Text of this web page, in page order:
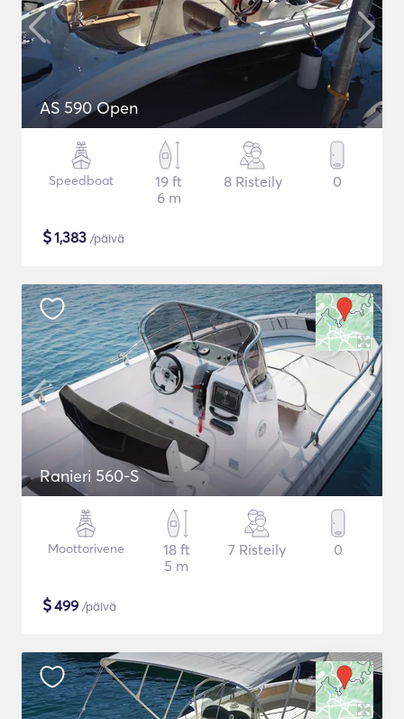
AS 590 Open
Speedboat
19 ft
6 m
8 Risteily 0
$1,383 /päivä
Ranieri 560-S
Moottorivene
18 ft
5 m
7 Risteily 0
$499 /päivä